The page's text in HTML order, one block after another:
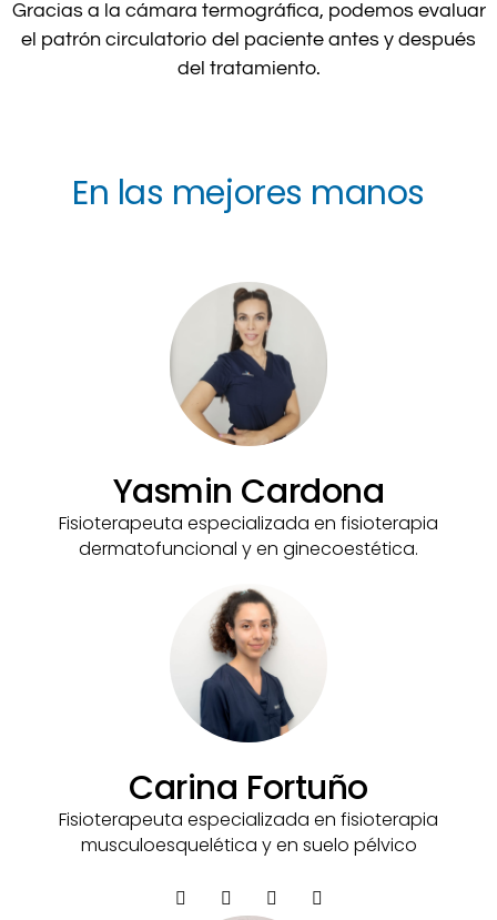
Gracias a la cámara termográfica, podemos evaluar
el patrón circulatorio del paciente antes y después
del tratamiento.
En las mejores manos
Yasmin Cardona
Fisioterapeuta especializada en fisioterapia
dermatofuncional y en ginecoestética.
Carina Fortuño
Fisioterapeuta especializada en fisioterapia
musculoesquelética y en suelo pélvico